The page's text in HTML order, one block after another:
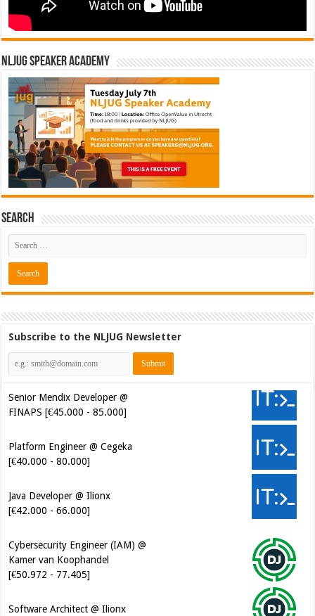
NLJUG Speaker Academy
Search
Subscribe to the NLJUG Newsletter
Senior Mendix Developer @
FINAPS [€45.000 - 85.000]
Platform Engineer @ Cegeka
[€40.000 - 80.000]
Java Developer @ Ilionx
[€42.000 - 66.000]
Cybersecurity Engineer (IAM) @
Kamer van Koophandel
[€50.972 - 77.405]
Software Architect @ Ilionx